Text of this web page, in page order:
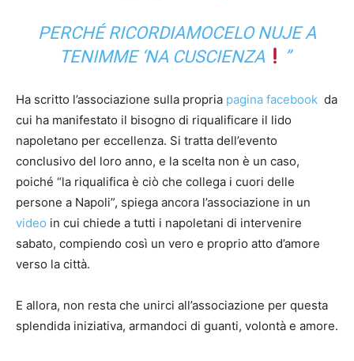
PERCHÉ RICORDIAMOCELO NUJE A
TENIMME ‘NA CUSCIENZA
”
Ha scritto l’associazione sulla propria pagina facebook da
cui ha manifestato il bisogno di riqualificare il lido
napoletano per eccellenza. Si tratta dell’evento
conclusivo del loro anno, e la scelta non è un caso,
poiché “la riqualifica è ciò che collega i cuori delle
persone a Napoli”, spiega ancora l’associazione in un
video in cui chiede a tutti i napoletani di intervenire
sabato, compiendo così un vero e proprio atto d’amore
verso la città.
E allora, non resta che unirci all’associazione per questa
splendida iniziativa, armandoci di guanti, volontà e amore.